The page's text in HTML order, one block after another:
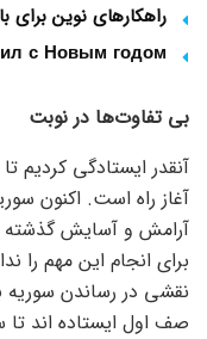
راهکارهای نوین برای
с Новым годом
بی تفاوت‌ها در نوبت
آنقدر ایستادگی کردیم
آغاز راه است. اکنون
آرامش و آسایش گذشته
برای انجام این مهم را
نقشی در رساندن سوریه
صف اول ایستاده اند تا